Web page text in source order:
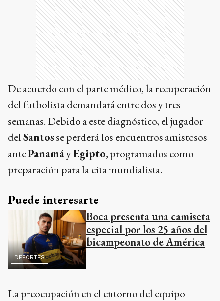
De acuerdo con el parte médico, la recuperación
del futbolista demandará entre dos y tres
semanas. Debido a este diagnóstico, el jugador
delSantosse perderá los encuentros amistosos
antePanamáyEgipto, programados como
preparación para la cita mundialista.
Puede interesarte
DEPORTES
Boca presenta una camiseta
especial por los 25 años del
bicampeonato de América
La preocupación en el entorno del equipo